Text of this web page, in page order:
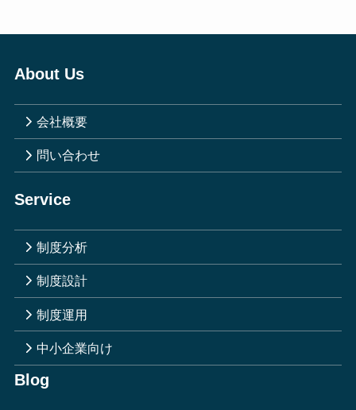
About Us
会社概要
問い合わせ
Service
制度分析
制度設計
制度運用
中小企業向け
Blog